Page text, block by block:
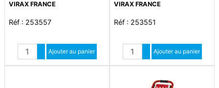
VIRAX FRANCE
Réf : 253557
Quantité
Augmenter quantité
Diminuer quantité
Ajouter au panier
VIRAX FRANCE
Réf : 253551
Quantité
Augmenter quantité
Diminuer quantité
Ajouter au panier